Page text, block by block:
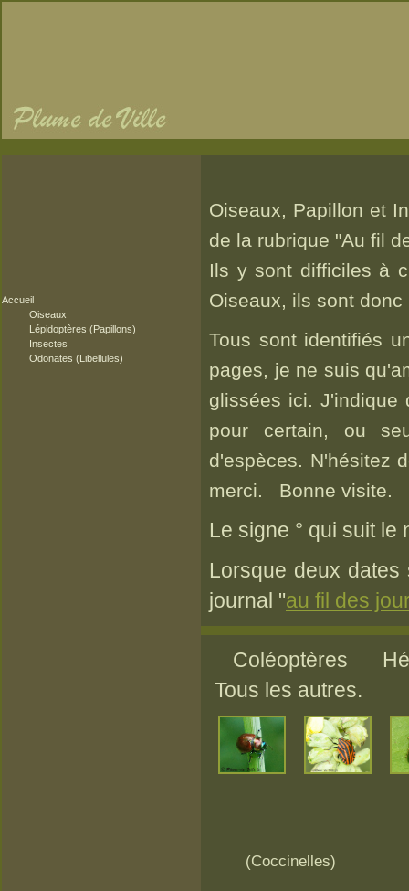
Accueil
Oiseaux
Lépidoptères (Papillons)
Insectes
Odonates (Libellules)
Oiseaux, Papillon et
de la rubrique "Au fil
Ils y sont difficiles à
Oiseaux, ils sont
Tous sont identifiés
pages, je ne suis
glissées ici. J'indique
pour certain, ou
d'espèces. N'hésitez
merci. Bonne visite.
Le signe ° qui suit
Lorsque deux
journal "au fil des
Coléoptères
Tous les autres.
(Coccinelles)